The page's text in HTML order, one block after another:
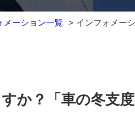
メーション一覧 インフォメー
か？「車の冬支